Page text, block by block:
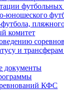
юношеского
комитет
и
документы
КФС